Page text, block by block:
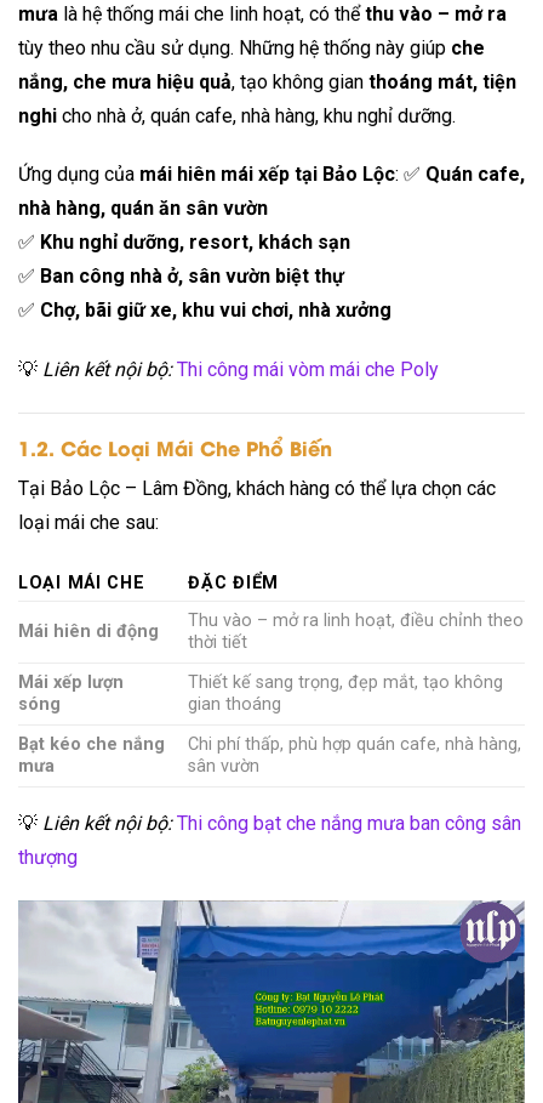
mưa là hệ thống mái che linh hoạt, có thểthu vào – mở ra
tùy theo nhu cầu sử dụng. Những hệ thống này giúp che
nắng, che mưa hiệu quả, tạo không gian thoáng mát, tiện
nghi cho nhà ở, quán cafe, nhà hàng, khu nghỉ dưỡng.
Ứng dụng của mái hiên mái xếp tại Bảo Lộc: ✅ Quán cafe,
nhà hàng, quán ăn sân vườn
✅ Khu nghỉ dưỡng, resort, khách sạn
✅ Ban công nhà ở, sân vườn biệt thự
✅ Chợ, bãi giữ xe, khu vui chơi, nhà xưởng
💡 Liên kết nội bộ: Thi công mái vòm mái che Poly
1.2. Các Loại Mái Che Phổ Biến
Tại Bảo Lộc – Lâm Đồng, khách hàng có thể lựa chọn các
loại mái che sau:
LOẠI MÁI CHE ĐẶC ĐIỂM
Mái hiên di động
Thu vào – mở ra linh hoạt, điều chỉnh theo
thời tiết
Mái xếp lượn
sóng
Thiết kế sang trọng, đẹp mắt, tạo không
gian thoáng
Bạt kéo che nắng
mưa
Chi phí thấp, phù hợp quán cafe, nhà hàng,
sân vườn
💡 Liên kết nội bộ: Thi công bạt che nắng mưa ban công sân
thượng